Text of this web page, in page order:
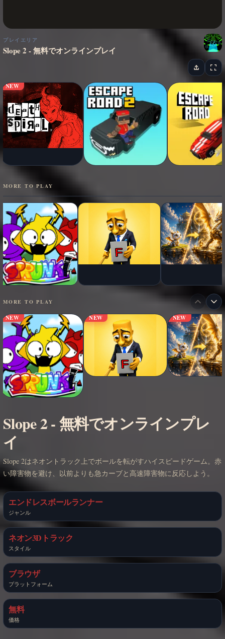
プレイエリア
Slope 2 - 無料でオンラインプレイ
NEW
MORE TO PLAY
MORE TO PLAY
NEW NEW NEW
Slope 2 - 無料でオンラインプレ
イ
Slope 2はネオントラック上でボールを転がすハイスピードゲーム。赤
い障害物を避け、以前よりも急カーブと高速障害物に反応しよう。
エンドレスボールランナー
ジャンル
ネオン3Dトラック
スタイル
ブラウザ
プラットフォーム
無料
価格